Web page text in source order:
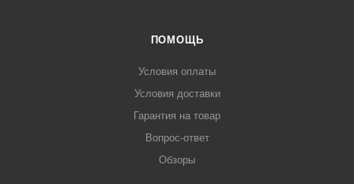
ПОМОЩЬ
Условия оплаты
Условия доставки
Гарантия на товар
Вопрос-ответ
Обзоры